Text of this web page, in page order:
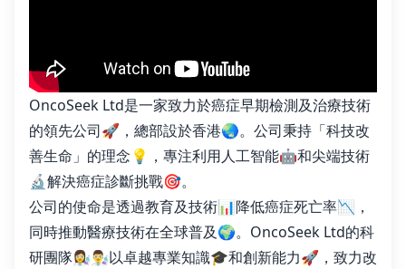
OncoSeek Ltd是一家致力於癌症早期檢測及治療技術
的領先公司🚀，總部設於香港🌏。公司秉持「科技改
善生命」的理念💡，專注利用人工智能🤖和尖端技術
🔬解決癌症診斷挑戰🎯。
公司的使命是透過教育及技術📊降低癌症死亡率📉，
同時推動醫療技術在全球普及🌍。OncoSeek Ltd的科
研團隊👩‍🔬👨‍🔬以卓越專業知識🎓和創新能力🚀，致力改